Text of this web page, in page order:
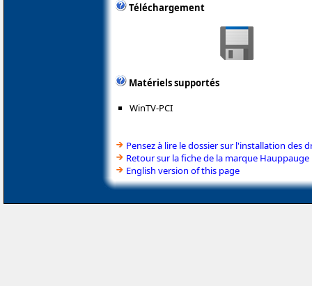
Téléchargement
Matériels supportés
WinTV-PCI
Pensez à lire le dossier sur l'installation des
Retour sur la fiche de la marque Hauppauge
English version of this page